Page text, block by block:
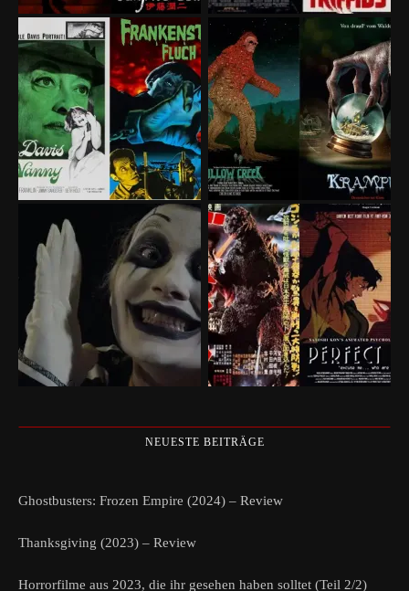
NEUESTE BEITRÄGE
Ghostbusters: Frozen Empire (2024) – Review
Thanksgiving (2023) – Review
Horrorfilme aus 2023, die ihr gesehen haben solltet (Teil 2/2)